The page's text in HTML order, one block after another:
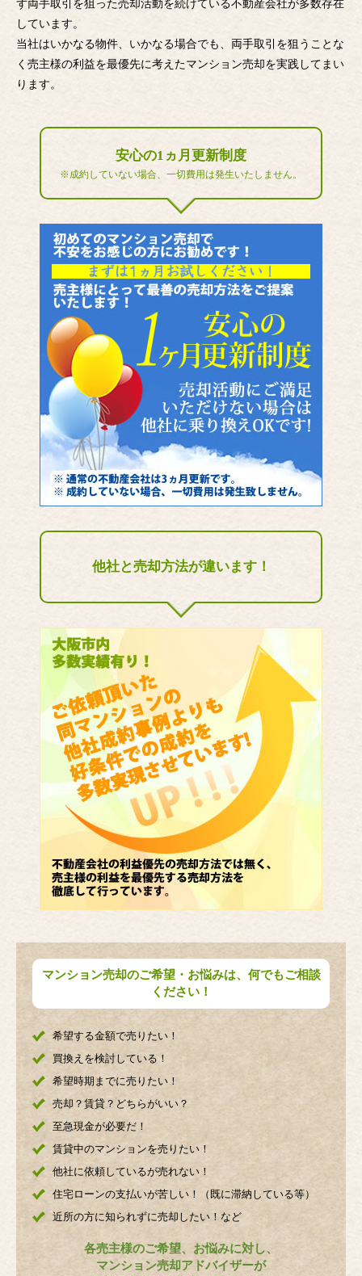
ず両手取引を狙った売却活動を続けている不動産会社が多数存在
しています。
当社はいかなる物件、いかなる場合でも、両手取引を狙うことな
く売主様の利益を最優先に考えたマンション売却を実践してまい
ります。
安心の1ヵ月更新制度
※成約していない場合、一切費用は発生いたしません。
他社と売却方法が違います！
マンション売却のご希望・お悩みは、何でもご相談
ください！
希望する金額で売りたい！
買換えを検討している！
希望時期までに売りたい！
売却？賃貸？どちらがいい？
至急現金が必要だ！
賃貸中のマンションを売りたい！
他社に依頼しているが売れない！
住宅ローンの支払いが苦しい！（既に滞納している等）
近所の方に知られずに売却したい！など
各売主様のご希望、お悩みに対し、
マンション売却アドバイザーが